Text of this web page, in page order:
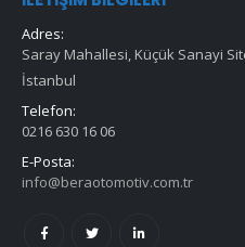
Adres:
Saray Mahallesi, Küçük Sanayi
İstanbul
Telefon:
0216 630 16 06
E-Posta:
info@beraotomotiv.com.tr